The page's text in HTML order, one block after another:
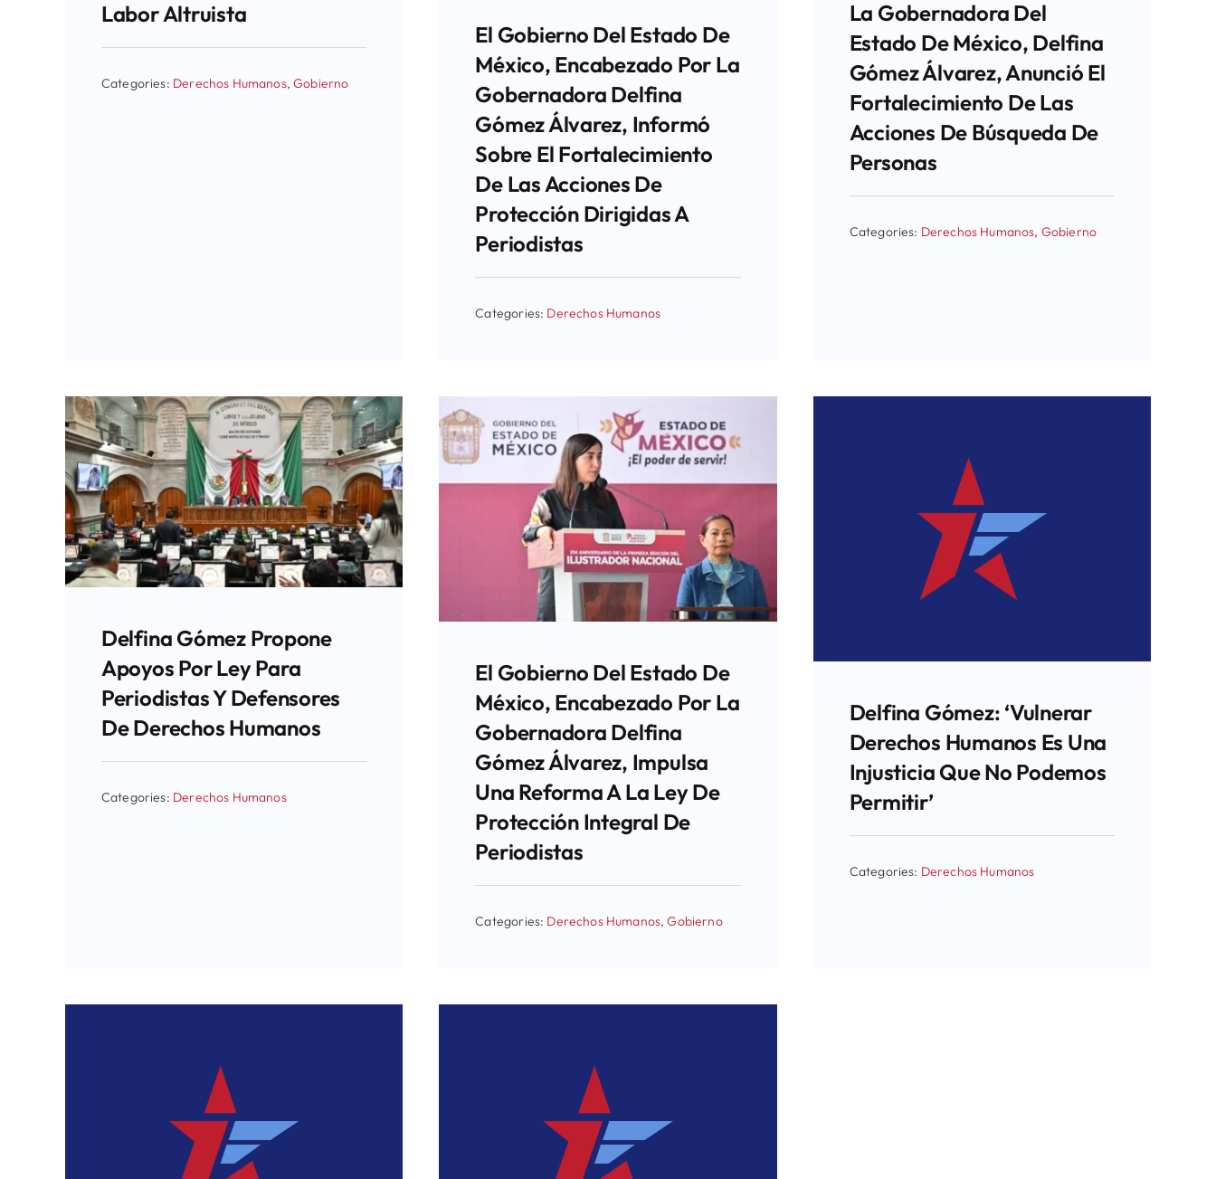
Labor Altruista
Categories: Derechos Humanos,Gobierno
El Gobierno Del Estado De
México, Encabezado Por La
Gobernadora Delfina
Gómez Álvarez, Informó
Sobre El Fortalecimiento
De Las Acciones De
Protección Dirigidas A
Periodistas
Categories: Derechos Humanos
La Gobernadora Del
Estado De México, Delfina
Gómez Álvarez, Anunció El
Fortalecimiento De Las
Acciones De Búsqueda De
Personas
Categories: Derechos Humanos, Gobierno
Delfina Gómez Propone
Apoyos Por Ley Para
Periodistas Y Defensores
De Derechos Humanos
Categories: Derechos Humanos
El Gobierno Del Estado De
México, Encabezado Por La
Gobernadora Delfina
Gómez Álvarez, Impulsa
Una Reforma A La Ley De
Protección Integral De
Periodistas
Categories: Derechos Humanos,Gobierno
Delfina Gómez: ‘Vulnerar
Derechos Humanos Es Una
Injusticia Que No Podemos
Permitir’
Categories: Derechos Humanos